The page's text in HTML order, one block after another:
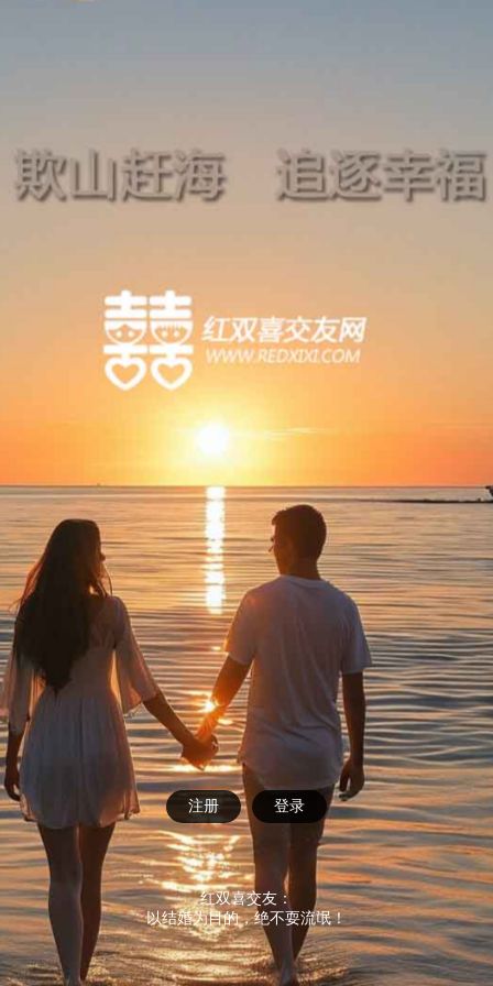
注册 登录
红双喜交友：
以结婚为目的，绝不耍流氓！